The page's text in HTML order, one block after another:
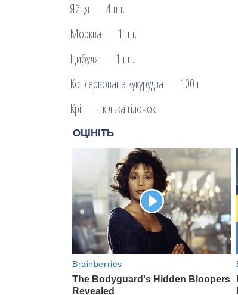
Яйця — 4 шт.
Морква — 1 шт.
Цибуля — 1 шт.
Консервована кукурудза — 100 г
Кріп — кілька гілочок